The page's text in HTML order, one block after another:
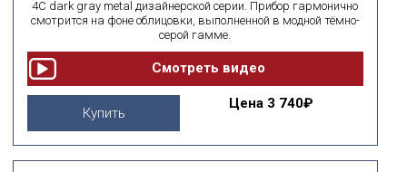
4C dark gray metal дизайнерской серии. Прибор гармонично
смотрится на фоне облицовки, выполненной в модной тёмно-
серой гамме.
Купить
Цена 3 740₽